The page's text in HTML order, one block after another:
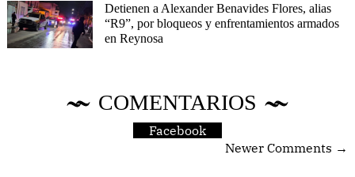
Detienen a Alexander Benavides Flores, alias
“R9”, por bloqueos y enfrentamientos armados
en Reynosa
COMENTARIOS
Facebook
Newer Comments →